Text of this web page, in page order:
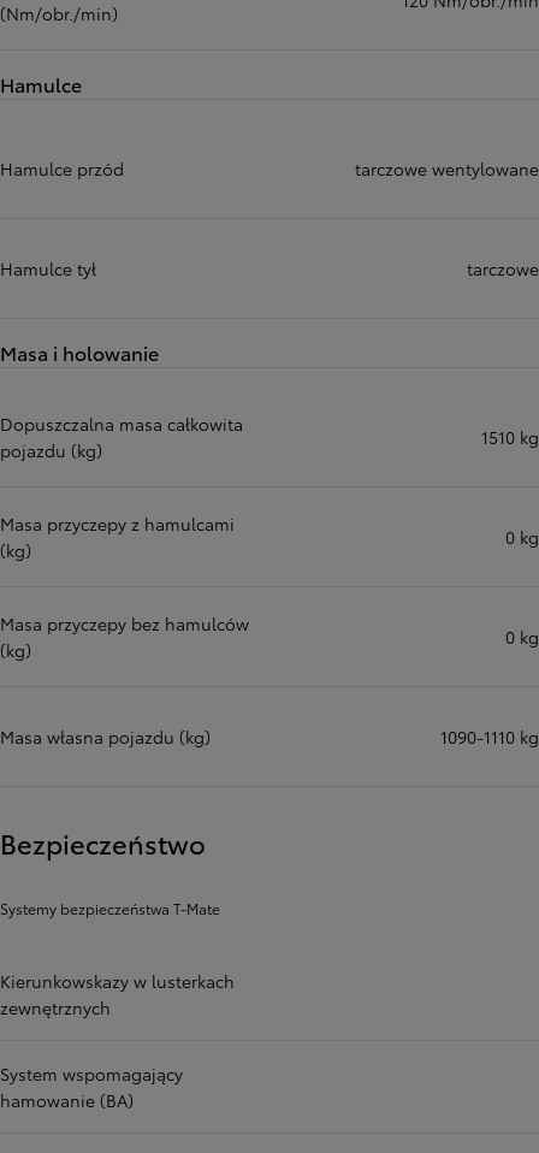
(Nm/obr./min)
Hamulce
Hamulce przód tarczowe wentylowane
Hamulce tył tarczowe
Masa i holowanie
Dopuszczalna masa całkowita
pojazdu (kg)
1510 kg
Masa przyczepy z hamulcami
(kg)
0 kg
Masa przyczepy bez hamulców
(kg)
0 kg
Masa własna pojazdu (kg) 1090-1110 kg
Bezpieczeństwo
Systemy bezpieczeństwa T-Mate
Kierunkowskazy w lusterkach
zewnętrznych
System wspomagający
hamowanie (BA)